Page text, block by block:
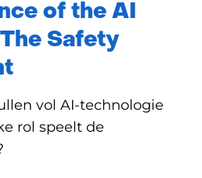
of the AI
Safety
vol AI-technologie
rol speelt de